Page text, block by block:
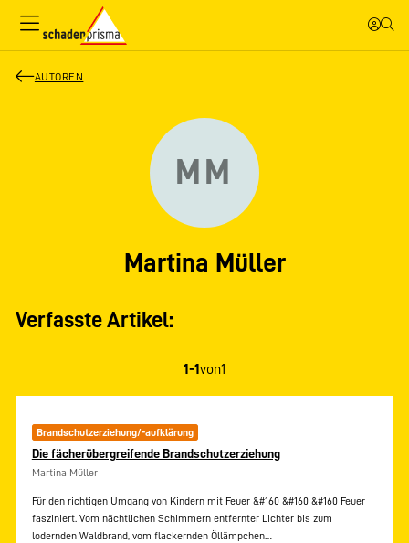
AUTOREN
MM
Martina Müller
Verfasste Artikel:
1-1von1
Brandschutzerziehung/-aufklärung
Die fächerübergreifende Brandschutzerziehung
Martina Müller
Für den richtigen Umgang von Kindern mit Feuer &#160 &#160 &#160 Feuer
fasziniert. Vom nächtlichen Schimmern entfernter Lichter bis zum
lodernden Waldbrand, vom flackernden Öllämpchen…